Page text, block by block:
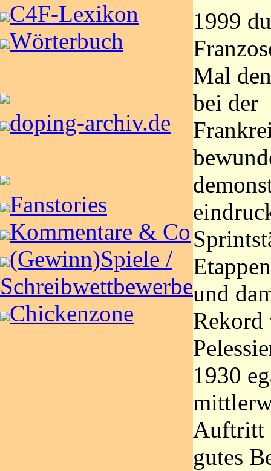
C4F-Lexikon
Wörterbuch
doping-archiv.de
Fanstories
Kommentare & Co
(Gewinn)Spiele /
Schreibwettbewerbe
Chickenzone
1999
Mal
bei der
und
Rekord
1930
Auftritt
gutes